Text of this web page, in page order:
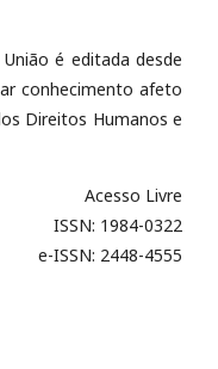
é editada desde
conhecimento afeto
Direitos Humanos e
Acesso Livre
ISSN: 1984-0322
e-ISSN: 2448-4555